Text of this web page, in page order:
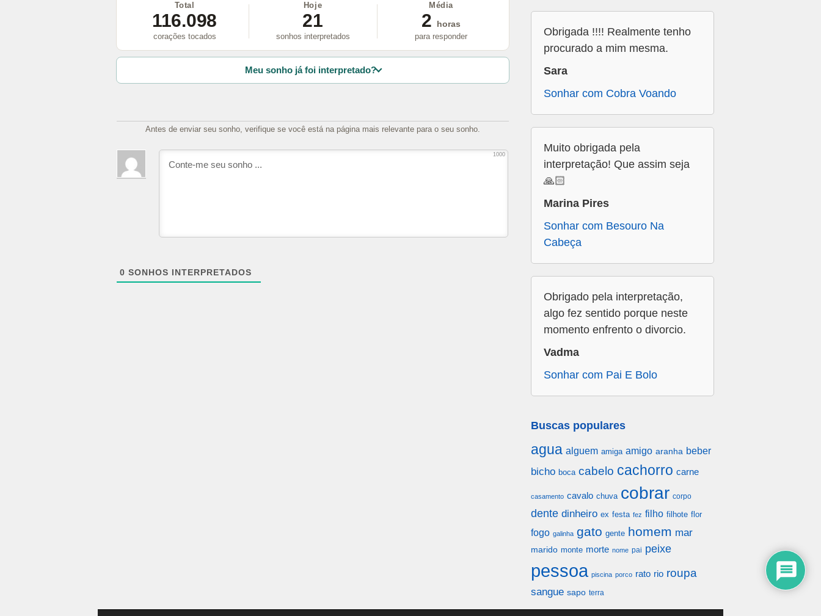
Total
116.098
corações tocados
Hoje
21
sonhos interpretados
Média
2
horas
para responder
Meu sonho já foi interpretado?
Antes de enviar seu sonho, verifique se você está na página mais relevante para o seu sonho.
1000
0 SONHOS INTERPRETADOS
Obrigada !!!! Realmente tenho
procurado a mim mesma.
Sara
Sonhar com Cobra Voando
Muito obrigada pela
interpretação! Que assim seja
🙏🏻
Marina Pires
Sonhar com Besouro Na
Cabeça
Obrigado pela interpretação,
algo fez sentido porque neste
momento enfrento o divorcio.
Vadma
Sonhar com Pai E Bolo
Buscas populares
agua alguem amiga amigo aranha beber
bicho boca cabelo cachorro carne
casamento cavalo chuva cobrar corpo
dente dinheiro ex festa fez filho filhote flor
fogo galinha gato gente homem mar
marido monte morte nome pai peixe
pessoa piscina porco rato rio roupa
sangue sapo terra